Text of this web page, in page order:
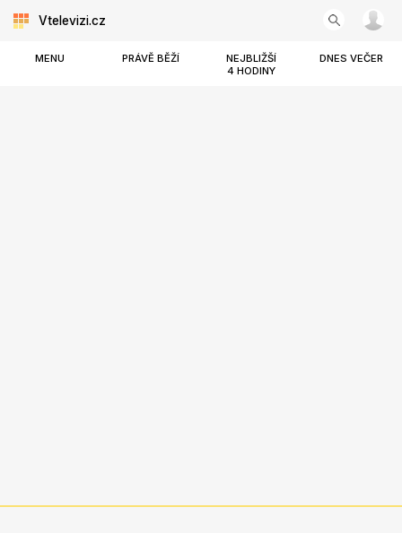
Vtelevizi.cz
MENU PRÁVĚ BĚŽÍ
NEJBLIŽŠÍ
4 HODINY
DNES VEČER